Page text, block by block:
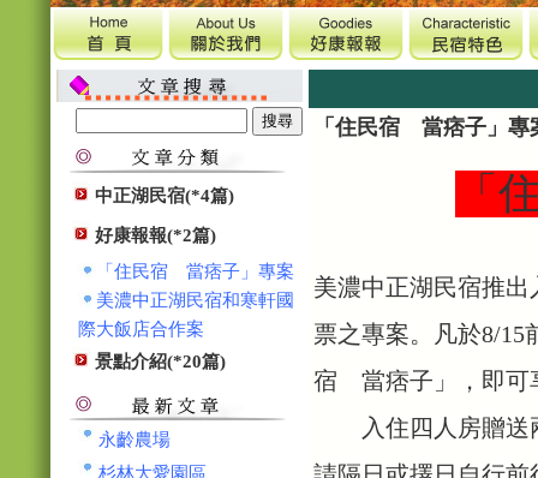
中正湖民宿(*4篇)
好康報報(*2篇)
「住民宿 當痞子」專案
美濃中正湖民宿和寒軒國
際大飯店合作案
景點介紹(*20篇)
永齡農場
杉林大愛園區
「住民宿 當痞子」專
「
美濃中正湖民宿推
票之專案。凡於8/15
宿 當痞子」，即可
入住四人房贈送兩